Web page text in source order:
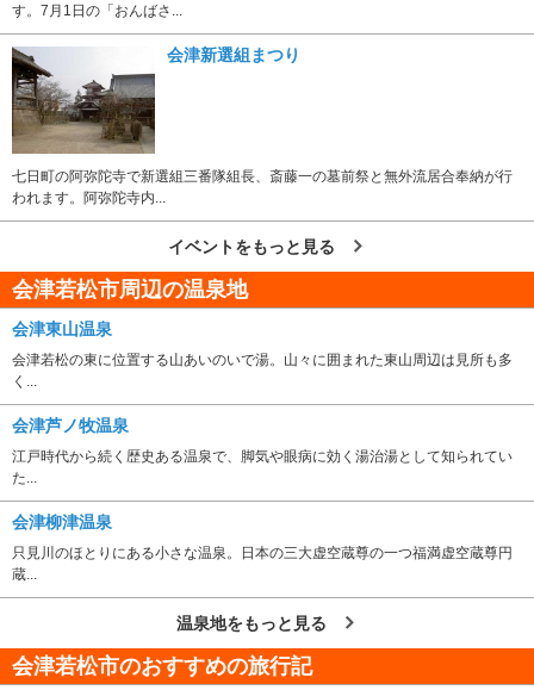
す。7月1日の「おんばさ...
会津新選組まつり
七日町の阿弥陀寺で新選組三番隊組長、斎藤一の墓前祭と無外流居合奉納が行
われます。阿弥陀寺内...
イベントをもっと見る
会津若松市周辺の温泉地
会津東山温泉
会津若松の東に位置する山あいのいで湯。山々に囲まれた東山周辺は見所も多
く...
会津芦ノ牧温泉
江戸時代から続く歴史ある温泉で、脚気や眼病に効く湯治湯として知られてい
た...
会津柳津温泉
只見川のほとりにある小さな温泉。日本の三大虚空蔵尊の一つ福満虚空蔵尊円
蔵...
温泉地をもっと見る
会津若松市のおすすめの旅行記